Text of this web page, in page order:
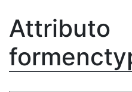
Attributo